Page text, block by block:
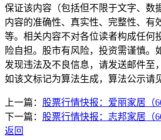
保证该内容（包括但不限于文字、数
内容的准确性、真实性、完整性、有
等。相关内容不对各位读者构成任何
险自担。股市有风险，投资需谨慎。
发现违法及不良信息，请发送邮件至
如该文标记为算法生成，算法公示请
上一篇： 股票行情快报：爱丽家居（
下一篇： 股票行情快报：志邦家居（
返回